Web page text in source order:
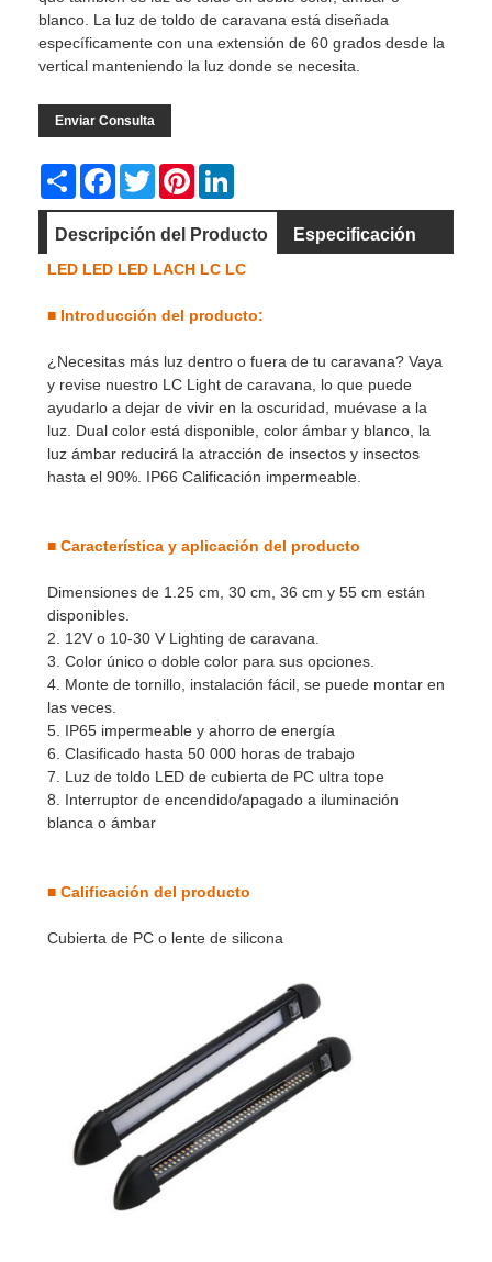
blanco. La luz de toldo de caravana está diseñada
específicamente con una extensión de 60 grados desde la
vertical manteniendo la luz donde se necesita.
Enviar Consulta
Share Facebook
TwitterPinterest
Descripción del Producto Especificación
LED LED LED LACH LC LC
■ Introducción del producto:
¿Necesitas más luz dentro o fuera de tu caravana? Vaya
y revise nuestro LC Light de caravana, lo que puede
ayudarlo a dejar de vivir en la oscuridad, muévase a la
luz. Dual color está disponible, color ámbar y blanco, la
luz ámbar reducirá la atracción de insectos y insectos
hasta el 90%. IP66 Calificación impermeable.
■ Característica y aplicación del producto
Dimensiones de 1.25 cm, 30 cm, 36 cm y 55 cm están
disponibles.
2. 12V o 10-30 V Lighting de caravana.
3. Color único o doble color para sus opciones.
4. Monte de tornillo, instalación fácil, se puede montar en
las veces.
5. IP65 impermeable y ahorro de energía
6. Clasificado hasta 50 000 horas de trabajo
7. Luz de toldo LED de cubierta de PC ultra tope
8. Interruptor de encendido/apagado a iluminación
blanca o ámbar
■ Calificación del producto
Cubierta de PC o lente de silicona